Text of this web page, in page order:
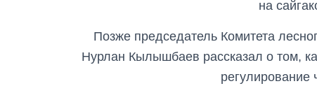
на
Позже председатель Комитета
Нурлан Кылышбаев рассказал о том,
регулирование